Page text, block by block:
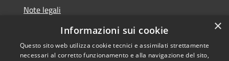
Note legali
Dichiarazione di accessibilità
×
Informazioni sui cookie
Questo sito web utilizza cookie tecnici e assimilati strettamente
necessari al corretto funzionamento e alla navigazione del sito,